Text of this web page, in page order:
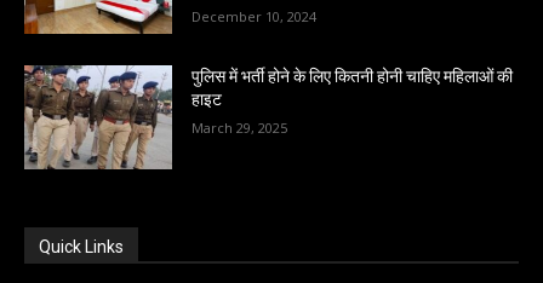
December 10, 2024
पुलिस में भर्ती होने के लिए कितनी होनी चाहिए महिलाओं की
हाइट
March 29, 2025
Quick Links